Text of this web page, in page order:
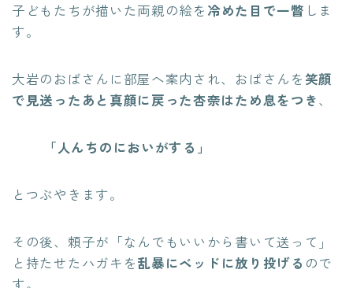
子どもたちが描いた両親の絵を 冷めた目で一瞥 しま
す。
大岩のおばさんに部屋へ案内され、おばさんを 笑顔
で見送ったあと真顔に戻った杏奈はため息をつき、
「人んちのにおいがする」
とつぶやきます。
その後、頼子が「なんでもいいから書いて送って」
と持たせたハガキを乱暴にベッドに放り投げる ので